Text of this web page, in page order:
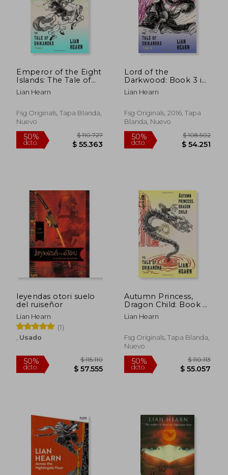
dcto. $ 45.183 dcto.
Emperor of the Eight
Islands: The Tale of
Shikanoko 1 (en
Inglés)
Lian Hearn
Fsg Originals, Tapa Blanda,
Nuevo
50%
dcto. $ 55.363
Lord of the
Darkwood: Book 3 in
the Tale of Shikanoko
(The Tale of
Inglés)
Lian Hearn
Fsg Originals, 2016, Tapa
Blanda, Nuevo
50%
dcto. $
leyendas otori suelo
del ruiseñor
Lian Hearn
(1)
Usado
Autumn Princess,
Dragon Child: Book 2
in the Tale of
Shikanoko (The Tale
(en Inglés)
Lian Hearn
Fsg Originals, Tapa Blanda,
Nuevo